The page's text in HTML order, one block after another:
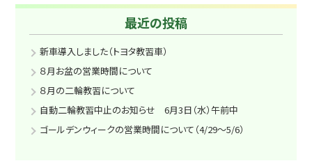
最近の投稿
新車導入しました（トヨタ教習車）
８月お盆の営業時間について
８月の二輪教習について
自動二輪教習中止のお知らせ 6月3日（水）午前中
ゴールデンウィークの営業時間について（4/29～5/6）